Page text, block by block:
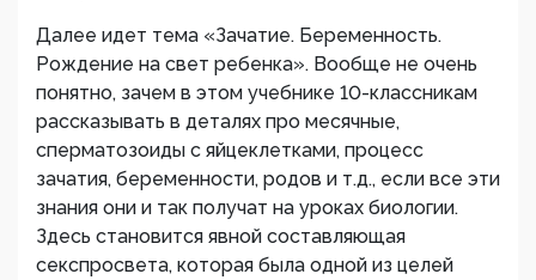
Далее идет тема «Зачатие. Беременность.
Рождение на свет ребенка». Вообще не очень
понятно, зачем в этом учебнике 10-классникам
рассказывать в деталях про месячные,
сперматозоиды с яйцеклетками, процесс
зачатия, беременности, родов и т.д., если все эти
знания они и так получат на уроках биологии.
Здесь становится явной составляющая
секспросвета, которая была одной из целей